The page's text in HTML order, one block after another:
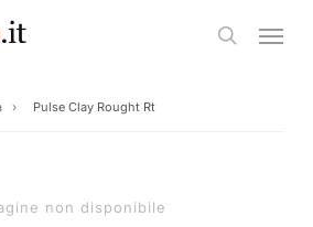
search
› Pulse Clay Rought Rt
non disponibile